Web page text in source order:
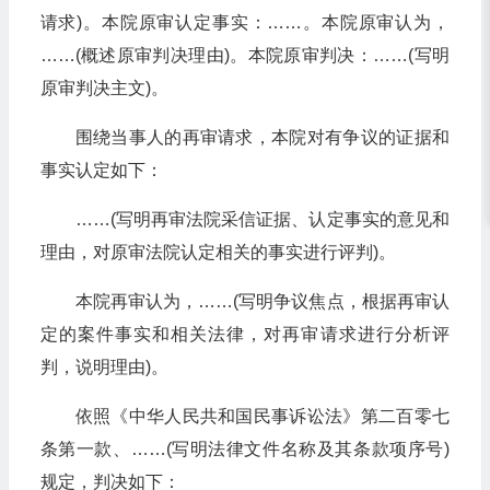
请求)。本院原审认定事实：……。本院原审认为，
……(概述原审判决理由)。本院原审判决：……(写明
原审判决主文)。
围绕当事人的再审请求，本院对有争议的证据和
事实认定如下：
……(写明再审法院采信证据、认定事实的意见和
理由，对原审法院认定相关的事实进行评判)。
本院再审认为，……(写明争议焦点，根据再审认
定的案件事实和相关法律，对再审请求进行分析评
判，说明理由)。
依照《中华人民共和国民事诉讼法》第二百零七
条第一款、……(写明法律文件名称及其条款项序号)
规定，判决如下：